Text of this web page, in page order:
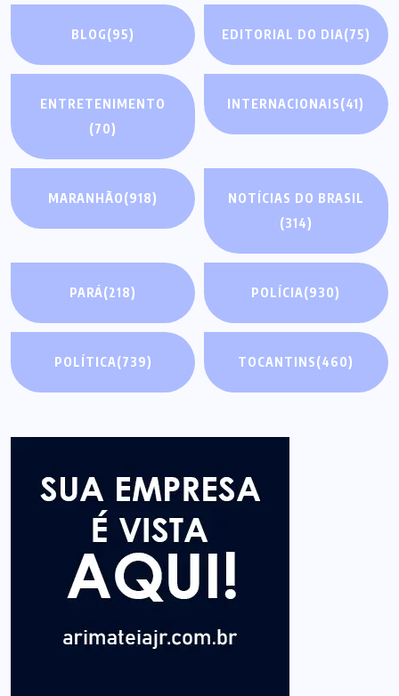
BLOG(95) EDITORIAL DO DIA(75)
ENTRETENIMENTO
(70)
INTERNACIONAIS(41)
MARANHÃO(918)
NOTÍCIAS DO BRASIL
(314)
PARÁ(218) POLÍCIA(930)
POLÍTICA(739) TOCANTINS(460)